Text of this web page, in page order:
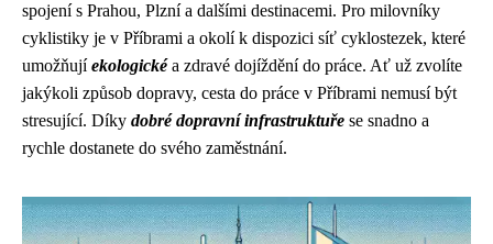
spojení s Prahou, Plzní a dalšími destinacemi. Pro milovníky
cyklistiky je v Příbrami a okolí k dispozici síť cyklostezek, které
umožňujíekologickéa zdravé dojíždění do práce. Ať už zvolíte
jakýkoli způsob dopravy, cesta do práce v Příbrami nemusí být
stresující. Díky dobré dopravní infrastruktuře se snadno a
rychle dostanete do svého zaměstnání.